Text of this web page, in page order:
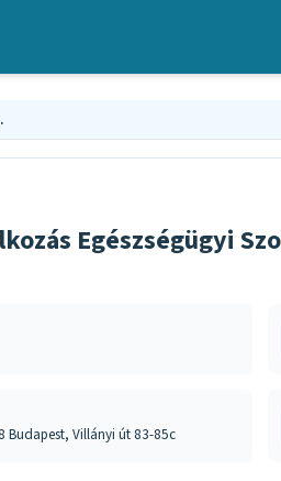
Egészségügyi
Budapest, Villányi út 83-85c